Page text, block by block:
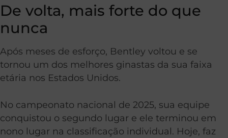
De volta, mais forte do que
nunca
Após meses de esforço, Bentley voltou e se
tornou um dos melhores ginastas da sua faixa
etária nos Estados Unidos.
No campeonato nacional de 2025, sua equipe
conquistou o segundo lugar e ele terminou em
nono lugar na classificação individual. Hoje, faz